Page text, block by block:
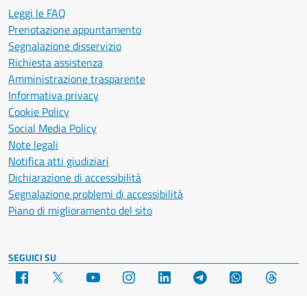
Leggi le FAQ
Prenotazione appuntamento
Segnalazione disservizio
Richiesta assistenza
Amministrazione trasparente
Informativa privacy
Cookie Policy
Social Media Policy
Note legali
Notifica atti giudiziari
Dichiarazione di accessibilità
Segnalazione problemi di accessibilità
Piano di miglioramento del sito
SEGUICI SU
Facebook YouTube Instagram LinkedIn Telegram WhatsApp